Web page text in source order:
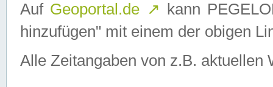
Auf Geoportal.de ↗ kann
hinzufügen" mit einem der obigen
Alle Zeitangaben von z.B. aktuellen